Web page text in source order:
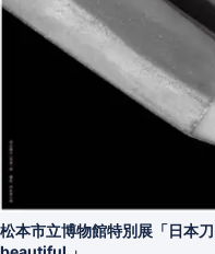
松本市立博物館特別展「日